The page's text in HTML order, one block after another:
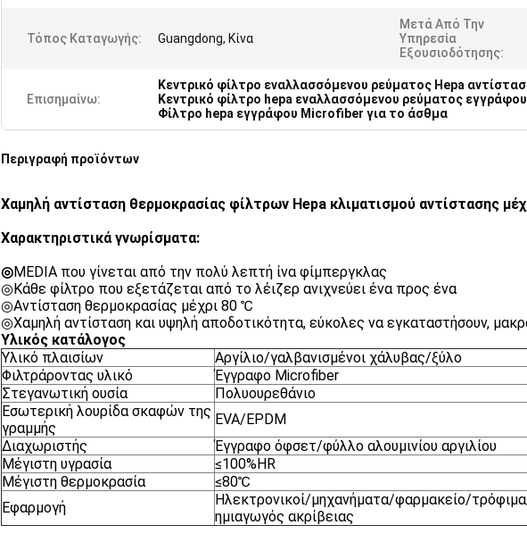
Τόπος Καταγωγής: Guangdong, Κίνα
Μετά Από Την
Υπηρεσία
Εξουσιοδότησης:
Επισημαίνω:
Κεντρικό φίλτρο εναλλασσόμενου ρεύματος Hepa
Κεντρικό φίλτρο hepa εναλλασσόμενου ρεύματος
Φίλτρο hepa εγγράφου Microfiber για το άσθμα
Περιγραφή προϊόντων
Χαμηλή αντίσταση θερμοκρασίας φίλτρων Hepa κλιματισμού αντίστασης
Χαρακτηριστικά γνωρίσματα:
◎MEDIA που γίνεται από την πολύ λεπτή ίνα φίμπεργκλας
◎Κάθε φίλτρο που εξετάζεται από το λέιζερ ανιχνεύει ένα προς ένα
◎Αντίσταση θερμοκρασίας μέχρι 80 ℃
◎Χαμηλή αντίσταση και υψηλή αποδοτικότητα, εύκολες να εγκαταστήσουν,
Υλικός κατάλογος
Υλικό πλαισίων
Αργίλιο/γαλβανισμένοι χάλυβας/ξύλο
Φιλτράροντας υλικό
Έγγραφο Microfiber
Στεγανωτική ουσία
Πολυουρεθάνιο
Εσωτερική λουρίδα σκαφών της
γραμμής
EVA/EPDM
Διαχωριστής
Έγγραφο όφσετ/φύλλο αλουμινίου αργιλίου
Μέγιστη υγρασία
≤100%HR
Μέγιστη θερμοκρασία
≤80℃
Εφαρμογή
Ηλεκτρονικοί/μηχανήματα/φαρμακείο/
ημιαγωγός ακρίβειας